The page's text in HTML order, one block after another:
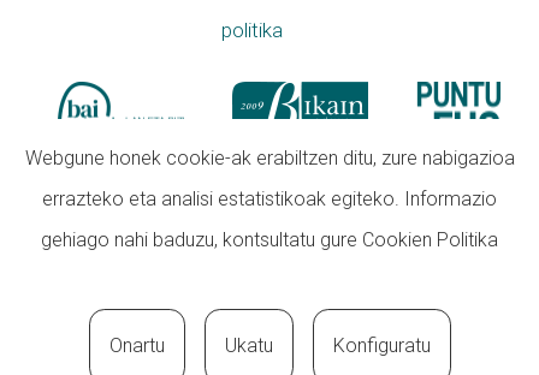
politika
Webgune honek cookie-ak erabiltzen ditu, zure nabigazioa
errazteko eta analisi estatistikoak egiteko. Informazio
gehiago nahi baduzu, kontsultatu gure Cookien Politika
Onartu Ukatu Konfiguratu